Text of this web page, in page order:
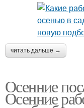
читать дальше →
Осенние
Осенние